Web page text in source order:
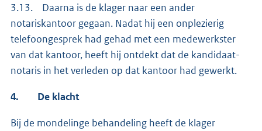
3.13. Daarna is de klager naar een ander
notariskantoor gegaan. Nadat hij een onplezierig
telefoongesprek had gehad met een medewerkster
van dat kantoor, heeft hij ontdekt dat de kandidaat-
notaris in het verleden op dat kantoor had gewerkt.
4. De klacht
Bij de mondelinge behandeling heeft de klager